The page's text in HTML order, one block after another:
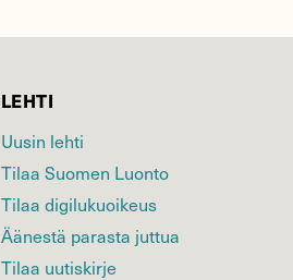
LEHTI
Uusin lehti
Tilaa Suomen Luonto
Tilaa digilukuoikeus
Äänestä parasta juttua
Tilaa uutiskirje